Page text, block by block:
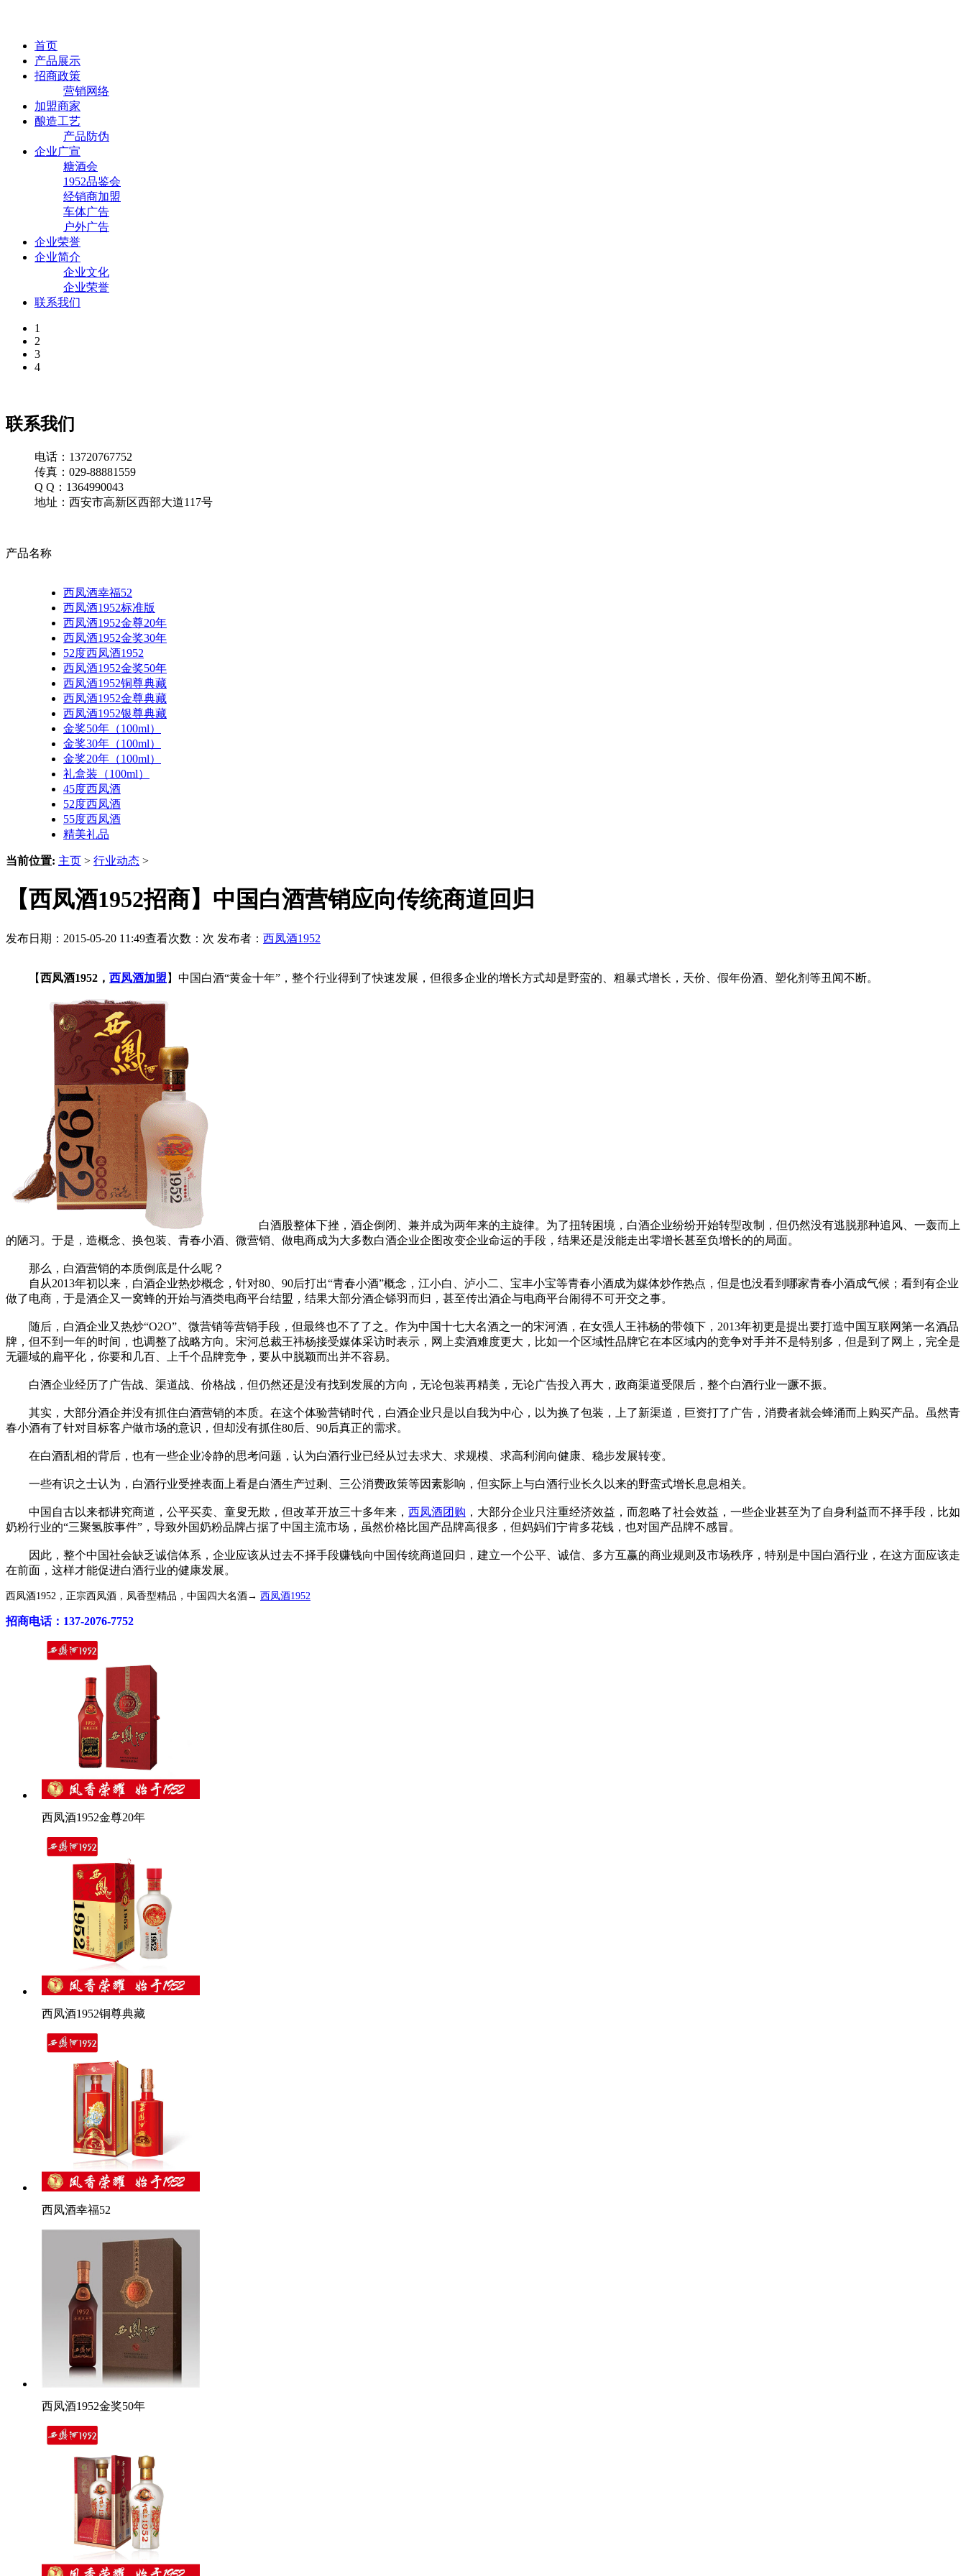
首页
产品展示
招商政策
营销网络
加盟商家
酿造工艺
产品防伪
企业广宣
糖酒会
1952品鉴会
经销商加盟
车体广告
户外广告
企业荣誉
企业简介
企业文化
企业荣誉
联系我们
1
2
3
4
联系我们
电话：13720767752
传真：029-88881559
Q Q：1364990043
地址：西安市高新区西部大道117号
产品名称
西凤酒幸福52
西凤酒1952标准版
西凤酒1952金尊20年
西凤酒1952金奖30年
52度西凤酒1952
西凤酒1952金奖50年
西凤酒1952铜尊典藏
西凤酒1952金尊典藏
西凤酒1952银尊典藏
金奖50年（100ml）
金奖30年（100ml）
金奖20年（100ml）
礼盒装（100ml）
45度西凤酒
52度西凤酒
55度西凤酒
精美礼品
当前位置: 主页 > 行业动态 >
【西凤酒1952招商】中国白酒营销应向传统商道回归
发布日期：2015-05-20 11:49查看次数： 次 发布者： 西凤酒1952
【西凤酒1952， 西凤酒加盟 】中国白酒“黄金十年”，整个行业得到了快速发展，但很多企业的增长方式却是野蛮的、粗暴式增长，天价、假年份酒、塑化剂等丑闻不断。
白酒股整体下挫，酒企倒闭、兼并成为两年来的主旋律。为了扭转困境，白酒企业纷纷开始转型改制，但仍然没有逃脱那种追风、一轰而上
的陋习。于是，造概念、换包装、青春小酒、微营销、做电商成为大多数白酒企业企图改变企业命运的手段，结果还是没能走出零增长甚至负增长的的局面。
那么，白酒营销的本质倒底是什么呢？
自从2013年初以来，白酒企业热炒概念，针对80、90后打出“青春小酒”概念，江小白、泸小二、宝丰小宝等青春小酒成为媒体炒作热点，但是也没看到哪家青春小酒成气候；看到有企业
做了电商，于是酒企又一窝蜂的开始与酒类电商平台结盟，结果大部分酒企铩羽而归，甚至传出酒企与电商平台闹得不可开交之事。
随后，白酒企业又热炒“O2O”、微营销等营销手段，但最终也不了了之。作为中国十七大名酒之一的宋河酒，在女强人王祎杨的带领下，2013年初更是提出要打造中国互联网第一名酒品
牌，但不到一年的时间，也调整了战略方向。宋河总裁王祎杨接受媒体采访时表示，网上卖酒难度更大，比如一个区域性品牌它在本区域内的竞争对手并不是特别多，但是到了网上，完全是
无疆域的扁平化，你要和几百、上千个品牌竞争，要从中脱颖而出并不容易。
白酒企业经历了广告战、渠道战、价格战，但仍然还是没有找到发展的方向，无论包装再精美，无论广告投入再大，政商渠道受限后，整个白酒行业一蹶不振。
其实，大部分酒企并没有抓住白酒营销的本质。在这个体验营销时代，白酒企业只是以自我为中心，以为换了包装，上了新渠道，巨资打了广告，消费者就会蜂涌而上购买产品。虽然青
春小酒有了针对目标客户做市场的意识，但却没有抓住80后、90后真正的需求。
在白酒乱相的背后，也有一些企业冷静的思考问题，认为白酒行业已经从过去求大、求规模、求高利润向健康、稳步发展转变。
一些有识之士认为，白酒行业受挫表面上看是白酒生产过剩、三公消费政策等因素影响，但实际上与白酒行业长久以来的野蛮式增长息息相关。
中国自古以来都讲究商道，公平买卖、童叟无欺，但改革开放三十多年来， 西凤酒团购 ，大部分企业只注重经济效益，而忽略了社会效益，一些企业甚至为了自身利益而不择手段，比如
奶粉行业的“三聚氢胺事件”，导致外国奶粉品牌占据了中国主流市场，虽然价格比国产品牌高很多，但妈妈们宁肯多花钱，也对国产品牌不感冒。
因此，整个中国社会缺乏诚信体系，企业应该从过去不择手段赚钱向中国传统商道回归，建立一个公平、诚信、多方互赢的商业规则及市场秩序，特别是中国白酒行业，在这方面应该走
在前面，这样才能促进白酒行业的健康发展。
西凤酒1952，正宗西凤酒，凤香型精品，中国四大名酒→ 西凤酒1952
招商电话：137-2076-7752
西凤酒1952金尊20年
西凤酒1952铜尊典藏
西凤酒幸福52
西凤酒1952金奖50年